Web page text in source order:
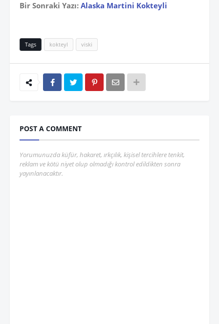
Bir Sonraki Yazı: Alaska Martini Kokteyli
Tags kokteyl viski
POST A COMMENT
Yorumunuzda küfür, hakaret, ırkçılık, kişisel tercihlere tenkit,
reklam ve kötü niyet olup olmadığı kontrol edildikten sonra
yayınlanacaktır.